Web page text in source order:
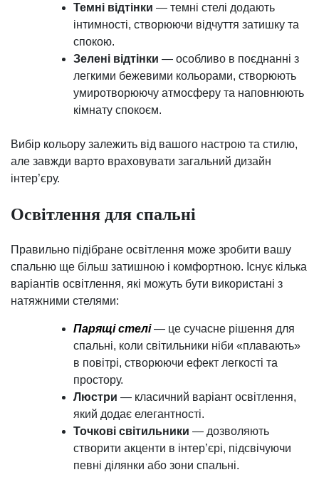
Темні відтінки — темні стелі додають
інтимності, створюючи відчуття затишку та
спокою.
Зелені відтінки — особливо в поєднанні з
легкими бежевими кольорами, створюють
умиротворюючу атмосферу та наповнюють
кімнату спокоєм.
Вибір кольору залежить від вашого настрою та стилю,
але завжди варто враховувати загальний дизайн
інтер’єру.
Освітлення для спальні
Правильно підібране освітлення може зробити вашу
спальню ще більш затишною і комфортною. Існує кілька
варіантів освітлення, які можуть бути використані з
натяжними стелями:
Парящі стелі — це сучасне рішення для
спальні, коли світильники ніби «плавають»
в повітрі, створюючи ефект легкості та
простору.
Люстри — класичний варіант освітлення,
який додає елегантності.
Точкові світильники — дозволяють
створити акценти в інтер’єрі, підсвічуючи
певні ділянки або зони спальні.